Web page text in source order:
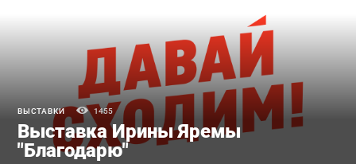
ВЫСТАВКИ 1455
Выставка Ирины Яремы
"Благодарю"